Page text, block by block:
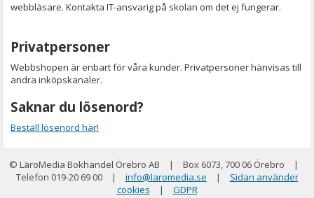
webbläsare. Kontakta IT-ansvarig på skolan om det ej fungerar.
Privatpersoner
Webbshopen är enbart för våra kunder. Privatpersoner hänvisas till
andra inköpskanaler.
Saknar du lösenord?
Beställ lösenord här!
© LäroMedia Bokhandel Örebro AB | Box 6073, 700 06 Örebro
|
Telefon 019-20 69 00
| info@laromedia.se |
Sidan använder
cookies
| GDPR